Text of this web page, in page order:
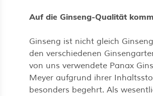
Auf die Ginseng-Qualität
Ginseng ist nicht gleich
den verschiedenen
von uns verwendete Panax
Meyer aufgrund ihrer
besonders begehrt. Als